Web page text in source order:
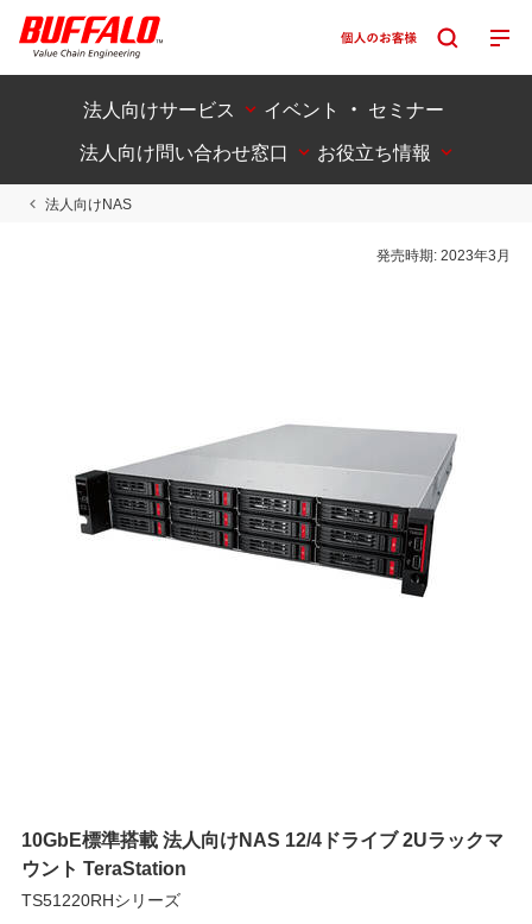
法人向けサービス
イベント ・ セミナー
法人向け問い合わせ窓口
お役立ち情報
法人向けNAS
発売時期:2023年3月
10GbE標準搭載 法人向けNAS 12/4ドライブ 2Uラックマ
ウント TeraStation
TS51220RHシリーズ